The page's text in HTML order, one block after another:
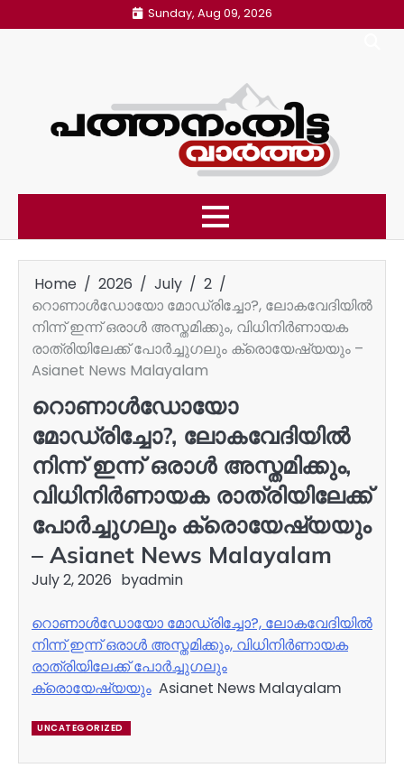
to
Sunday, Aug 09, 2026
Home 2026 July
2
റൊണാള്‍ഡോയോ മോഡ്രിച്ചോ?, ലോകവേദിയിൽ
നിന്ന് ഇന്ന് ഒരാൾ അസ്തമിക്കും, വിധിനിർണായക
രാത്രിയിലേക്ക് പോർച്ചുഗലും ക്രൊയേഷ്യയും –
Asianet News Malayalam
റൊണാള്‍ഡോയോ
മോഡ്രിച്ചോ?, ലോകവേദിയിൽ
നിന്ന് ഇന്ന് ഒരാൾ അസ്തമിക്കും,
വിധിനിർണായക രാത്രിയിലേക്ക്
പോർച്ചുഗലും ക്രൊയേഷ്യയും
– Asianet News Malayalam
July 2, 2026 byadmin
റൊണാള്‍ഡോയോ മോഡ്രിച്ചോ?, ലോകവേദിയിൽ
നിന്ന് ഇന്ന് ഒരാൾ അസ്തമിക്കും, വിധിനിർണായക
രാത്രിയിലേക്ക് പോർച്ചുഗലും
ക്രൊയേഷ്യയും Asianet News Malayalam
UNCATEGORIZED